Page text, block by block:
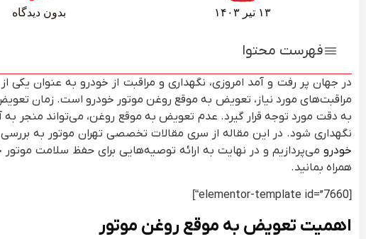
۱۳ تیر ۱۴۰۳ بدون دیدگاه
فهرست محتوا
در جهان پر رفت و آمد امروزی، نگهداری و مراقبت از خودرو به عنوان
مراقبت‌های مورد نیاز، تعویض به موقع روغن موتور خودرو است. زمان
به دقت مورد توجه قرار گیرد. عدم تعویض به موقع روغن، می‌تواند منجر
نگهداری شود. در این مقاله از سری مقالات تخصصی تهران موتور به
خودرو می‌پردازیم و در نهایت به ارائه توصیه‌هایی برای حفظ سلامت
همراه بمانید.
[
elementor-template id=”7660
“]
اهمیت تعویض به موقع روغن موتور